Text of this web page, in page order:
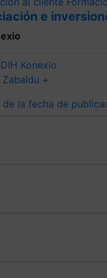
e
Konexio
+
la fecha de